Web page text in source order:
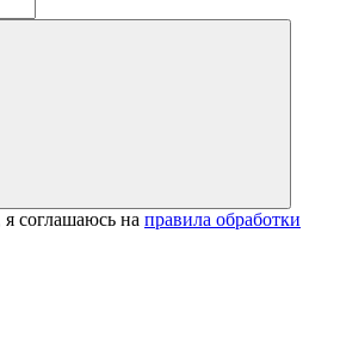
соглашаюсь на правила обработки